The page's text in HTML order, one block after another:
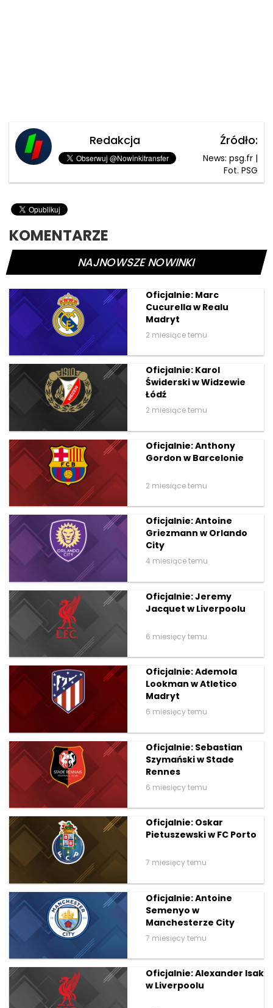
Redakcja Źródło:
News: psg.fr |
Fot. PSG
KOMENTARZE
NAJNOWSZE NOWINKI
Oficjalnie: Marc
Cucurella w Realu
Madryt
2 miesiące temu
Oficjalnie: Karol
Świderski w Widzewie
Łódź
2 miesiące temu
Oficjalnie: Anthony
Gordon w Barcelonie
2 miesiące temu
Oficjalnie: Antoine
Griezmann w Orlando
City
4 miesiące temu
Oficjalnie: Jeremy
Jacquet w Liverpoolu
6 miesięcy temu
Oficjalnie: Ademola
Lookman w Atletico
Madryt
6 miesięcy temu
Oficjalnie: Sebastian
Szymański w Stade
Rennes
6 miesięcy temu
Oficjalnie: Oskar
Pietuszewski w FC Porto
7 miesięcy temu
Oficjalnie: Antoine
Semenyo w
Manchesterze City
7 miesięcy temu
Oficjalnie: Alexander Isak
w Liverpoolu